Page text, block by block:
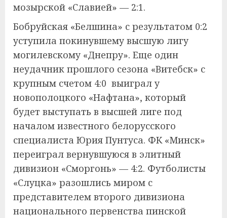
мозырской «Славией» — 2:1.
Бобруйская «Белшина» с результатом 0:2
уступила покинувшему высшую лигу
могилевскому «Днепру». Еще один
неудачник прошлого сезона «Витебск» с
крупным счетом 4:0 выиграл у
новополоцкого «Нафтана», который
будет выступать в высшей лиге под
началом известного белорусского
специалиста Юрия Пунтуса. ФК «Минск»
переиграл вернувшуюся в элитный
дивизион «Сморгонь» — 4:2. Футболисты
«Слуцка» разошлись миром с
представителем второго дивизиона
национального первенства пинской